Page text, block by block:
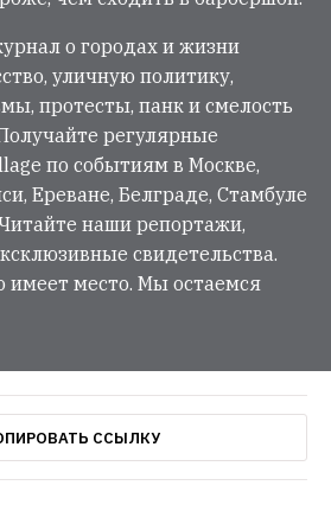
о городах и жизни
уличную политику,
протесты, панк и смелость
регулярные
по событиям в Москве,
Ереване, Белграде, Стамбуле
наши репортажи,
свидетельства.
имеет место. Мы остаемся
ССЫЛКУ